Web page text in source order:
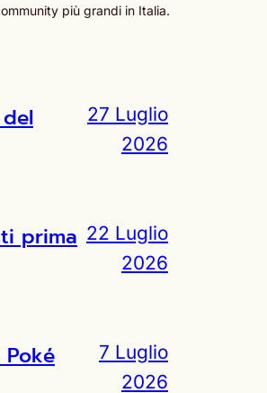
più grandi in Italia.
27 Luglio
2026
prima 22 Luglio
2026
7 Luglio
2026